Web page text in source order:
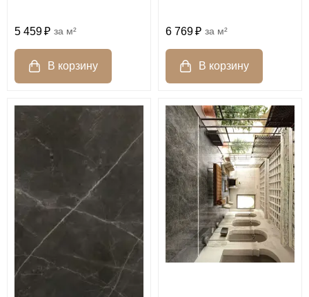
5 459 м² 6 769 м²